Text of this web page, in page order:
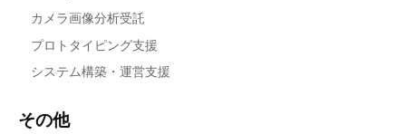
カメラ画像分析受託
プロトタイピング支援
システム構築・運営支援
その他